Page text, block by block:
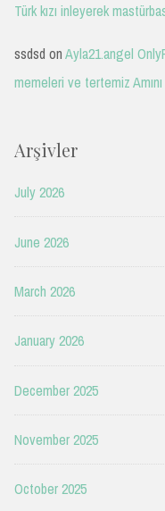
Türk kızı inleyerek
ssdsd onAyla21.angel
memeleri ve tertemiz
Arşivler
July 2026
June 2026
March 2026
January 2026
December 2025
November 2025
October 2025